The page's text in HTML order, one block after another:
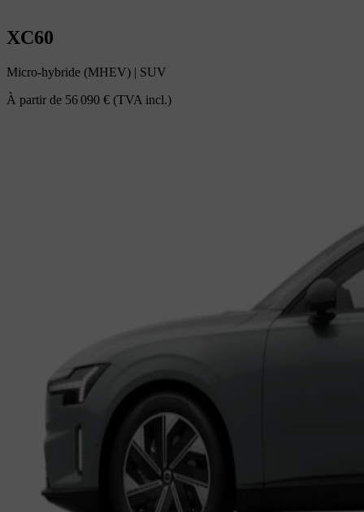
XC60
Micro-hybride (MHEV) | SUV
À partir de 56 090 € (TVA incl.)